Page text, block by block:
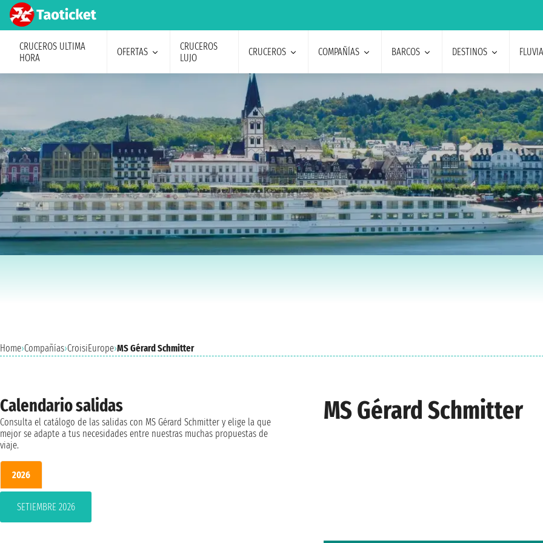
CRUCEROS ULTIMA
HORA
OFERTAS
CRUCEROS
LUJO
CRUCEROS COMPAÑÍAS BARCOS DESTINOS
Home›Compañías›CroisiEurope›MS Gérard Schmitter
MS Gérard Schmitter
Calendario salidas
Consulta el catálogo de las salidas con MS Gérard Schmitter y elige la que
mejor se adapte a tus necesidades entre nuestras muchas propuestas de
viaje.
2026
SETIEMBRE 2026